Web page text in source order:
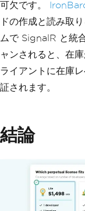
可欠です。
ドの作成と読み取
ムで SignalR と統
ャンされると、在
ライアントに在庫
証されます。
結論